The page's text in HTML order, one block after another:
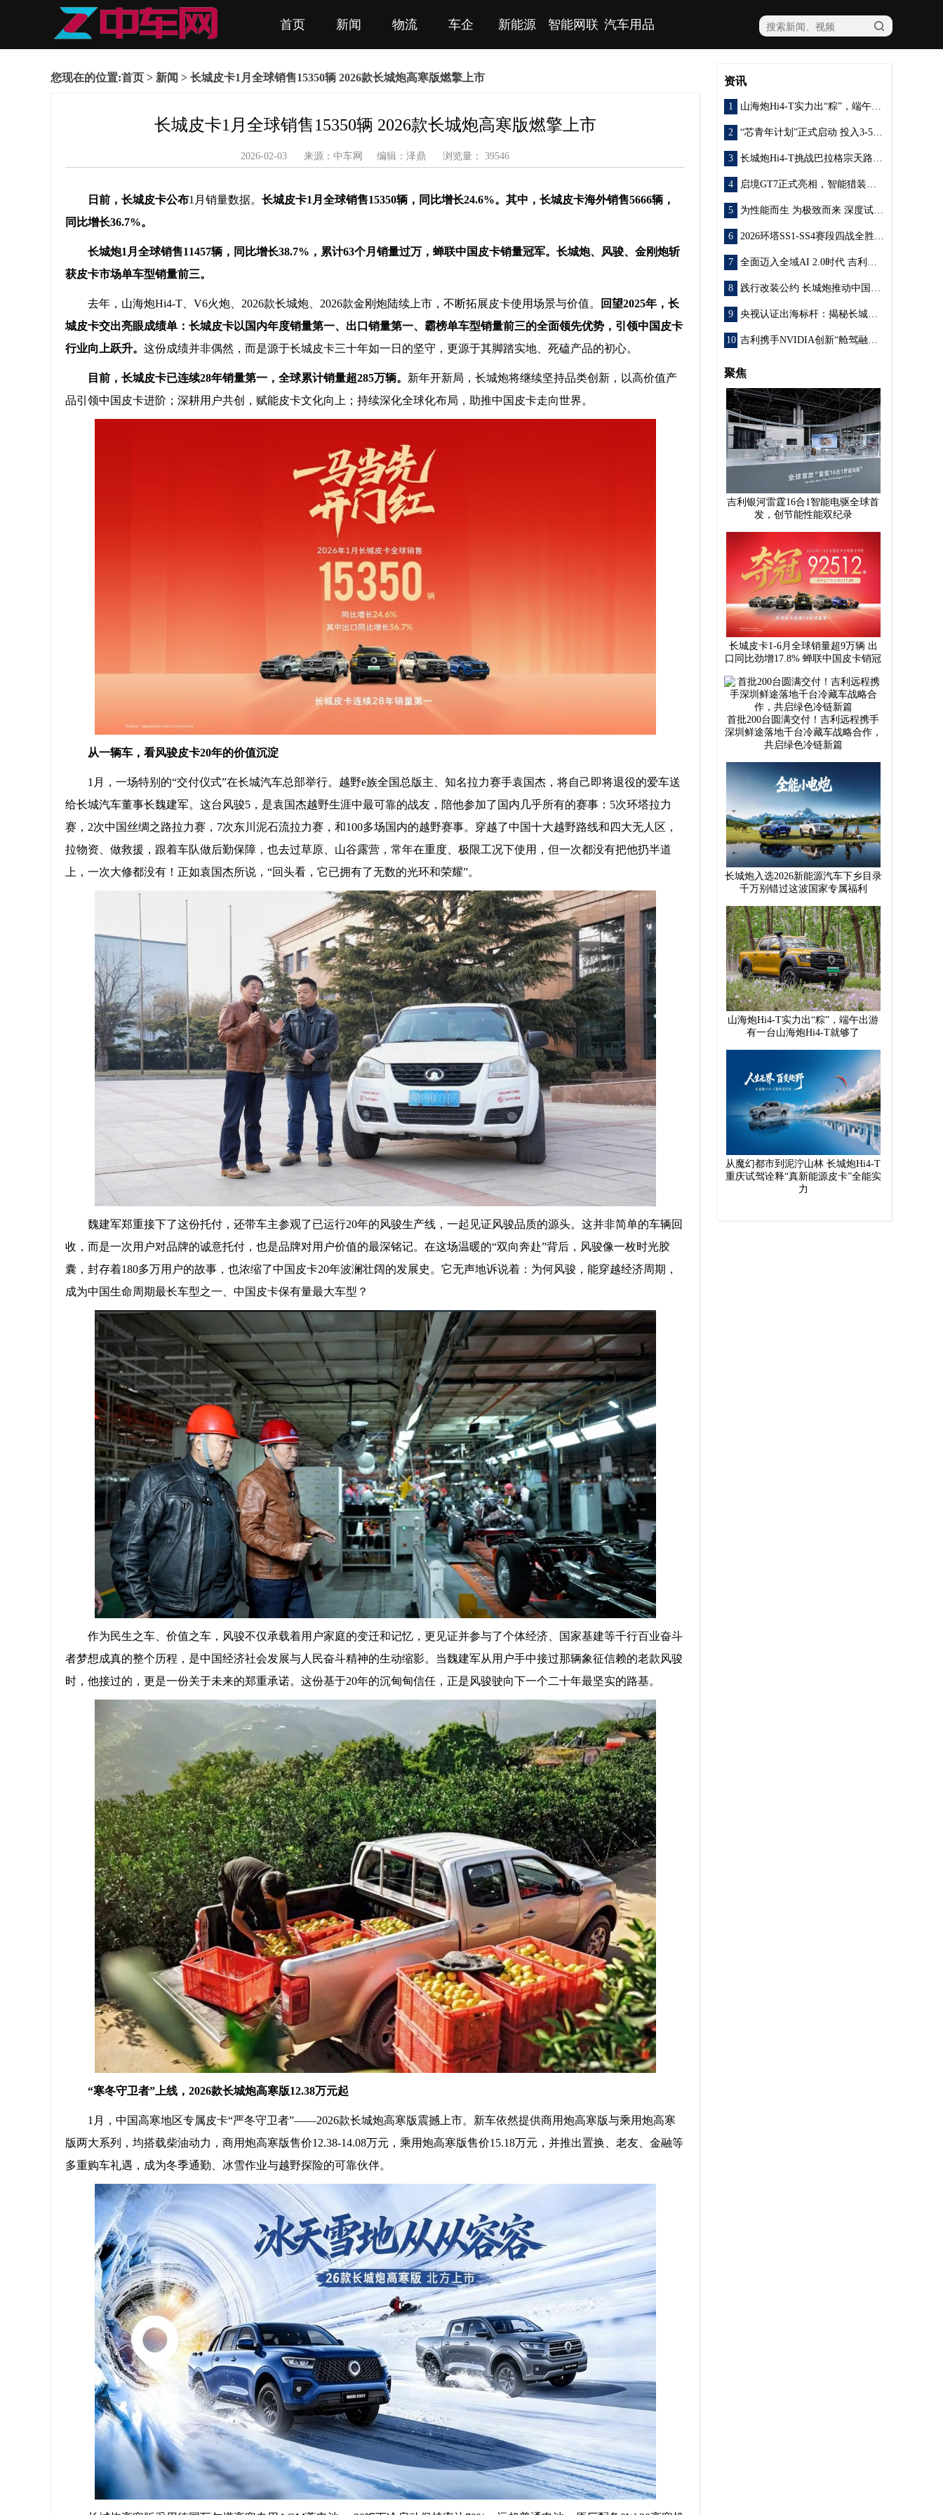
首页 新闻 物流 车企 新能源 智能网联 汽车用品
您现在的位置:首页 > 新闻 > 长城皮卡1月全球销售15350辆 2026款长城炮高寒版燃擎上市
长城皮卡1月全球销售15350辆 2026款长城炮高寒版燃擎上市
2026-02-03 来源：中车网 编辑：泽鼎 浏览量： 39546
日前，长城皮卡公布1月销量数据。 长城皮卡1月 全球销售15350辆，同比增长24.6%。 其中， 长城皮卡海外销售5666辆，
同比增长36.7%。
长城炮1 月 全球销售11457辆，同比增长38.7% ，累计63个月销量过万，蝉联中国皮卡销量冠军。长城炮、风骏、金刚炮斩
获皮卡市场单车型销量前三。
去年，山海炮Hi4-T、V6火炮、2026款长城炮、2026款金刚炮陆续上市，不断拓展皮卡使用场景与价值。
回望2025年，长
城皮卡交出亮眼成绩单： 长城皮卡以国内年度销量第一、出口销量第一、霸榜单车型销量前三的全面领先优势，引领中国皮卡
行业向上跃升。 这份成绩并非偶然，而是源于长城皮卡三十年如一日的坚守，更源于其脚踏实地、死磕产品的初心。
目前，长城皮卡已连续28年销量第一，全球累计销量超285万辆。 新年开新局，长城炮将继续坚持品类创新，以高价值产
品引领中国皮卡进阶；深耕用户共创，赋能皮卡文化向上；持续深化全球化布局，助推中国皮卡走向世界。
从一辆车，看风骏皮卡20年的价值沉淀
1月，一场特别的“交付仪式”在长城汽车总部举行。越野e族全国总版主、知名拉力赛手袁国杰，将自己即将退役的爱车送
给长城汽车董事长魏建军。这台风骏5，是袁国杰越野生涯中最可靠的战友，陪他参加了国内几乎所有的赛事：5次环塔拉力
赛，2次中国丝绸之路拉力赛，7次东川泥石流拉力赛，和100多场国内的越野赛事。穿越了中国十大越野路线和四大无人区，
拉物资、做救援，跟着车队做后勤保障，也去过草原、山谷露营，常年在重度、极限工况下使用，但一次都没有把他扔半道
上，一次大修都没有！正如袁国杰所说，“回头看，它已拥有了无数的光环和荣耀”。
魏建军郑重接下了这份托付，还带车主参观了已运行20年的风骏生产线，一起见证风骏品质的源头。这并非简单的车辆回
收，而是一次用户对品牌的诚意托付，也是品牌对用户价值的最深铭记。在这场温暖的“双向奔赴”背后，风骏像一枚时光胶
囊，封存着180多万用户的故事，也浓缩了中国皮卡20年波澜壮阔的发展史。它无声地诉说着：为何风骏，能穿越经济周期，
成为中国生命周期最长车型之一、中国皮卡保有量最大车型？
作为民生之车、价值之车，风骏不仅承载着用户家庭的变迁和记忆，更见证并参与了个体经济、国家基建等千行百业奋斗
者梦想成真的整个历程，是中国经济社会发展与人民奋斗精神的生动缩影。当魏建军从用户手中接过那辆象征信赖的老款风骏
时，他接过的，更是一份关于未来的郑重承诺。这份基于20年的沉甸甸信任，正是风骏驶向下一个二十年最坚实的路基。
“寒冬守卫者”上线， 2026款长城炮高寒版12.38万元起
1月，中国高寒地区专属皮卡“严冬守卫者”——2026款长城炮高寒版震撼上市。新车依然提供商用炮高寒版与乘用炮高寒
版两大系列，均搭载柴油动力，商用炮高寒版售价12.38-14.08万元，乘用炮高寒版售价15.18万元，并推出置换、老友、金融等
多重购车礼遇，成为冬季通勤、冰雪作业与越野探险的可靠伙伴。
资讯
山海炮Hi4-T实力出“粽”，端午出游有一台山海炮Hi4‑T就够了
“芯青年计划”正式启动 投入3-5 亿元专项资金，以真实产业场景托举青年梦想
长城炮Hi4-T挑战巴拉格宗天路108弯 以“真新能源”实力致敬开路者精神
启境GT7正式亮相，智能猎装车预售价21.99万起
为性能而生 为极致而来 深度试驾“真新能源皮卡”长城炮Hi4-T
2026环塔SS1-SS4赛段四战全胜，长城炮战队包揽T2.1、T2.3双组别冠军
全面迈入全域AI 2.0时代 吉利汽车集团发布中国首款原生开发「Robotaxi」原型车Eva Cab
践行改装公约 长城炮推动中国皮卡改装文化规范化发展
央视认证出海标杆：揭秘长城皮卡凭什么让全球用户买单？
吉利携手NVIDIA创新“舱驾融合”技术突破 引领汽车智能体革命
聚焦
吉利银河雷霆16合1智能电驱全球首
发，创节能性能双纪录
长城皮卡1-6月全球销量超9万辆 出
口同比劲增17.8% 蝉联中国皮卡销冠
首批200台圆满交付！吉利远程携手
深圳鲜途落地千台冷藏车战略合作，
共启绿色冷链新篇
长城炮入选2026新能源汽车下乡目录
千万别错过这波国家专属福利
山海炮Hi4-T实力出“粽”，端午出游
有一台山海炮Hi4‑T就够了
从魔幻都市到泥泞山林 长城炮Hi4-T
重庆试驾诠释“真新能源皮卡”全能实
力